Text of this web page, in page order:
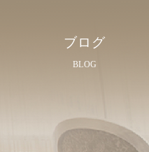
ブログ
BLOG